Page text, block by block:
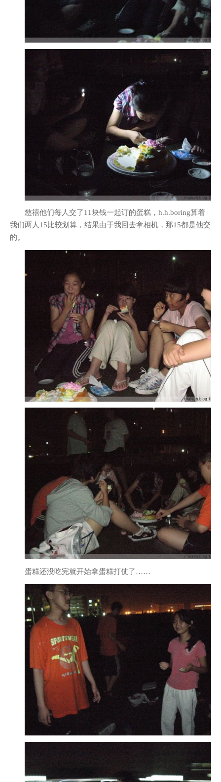
慈禧他们每人交了11块钱一起订的蛋糕，h.h.boring算着
我们两人15比较划算，结果由于我回去拿相机，那15都是他交
的。
蛋糕还没吃完就开始拿蛋糕打仗了……